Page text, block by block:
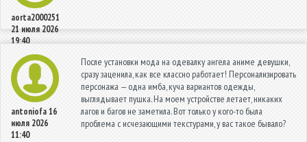
aorta2000251
21 июля 2026
19:40
antoniofa16
июля 2026
11:40
После установки мода на одевалку ангела аниме девушки,
сразу заценила, как все классно работает! Персонализировать
персонажа — одна имба, куча вариантов одежды,
выглядывает пушка. На моем устройстве летает, никаких
лагов и багов не заметила. Вот только у кого-то была
проблема с исчезающими текстурами, у вас такое бывало?